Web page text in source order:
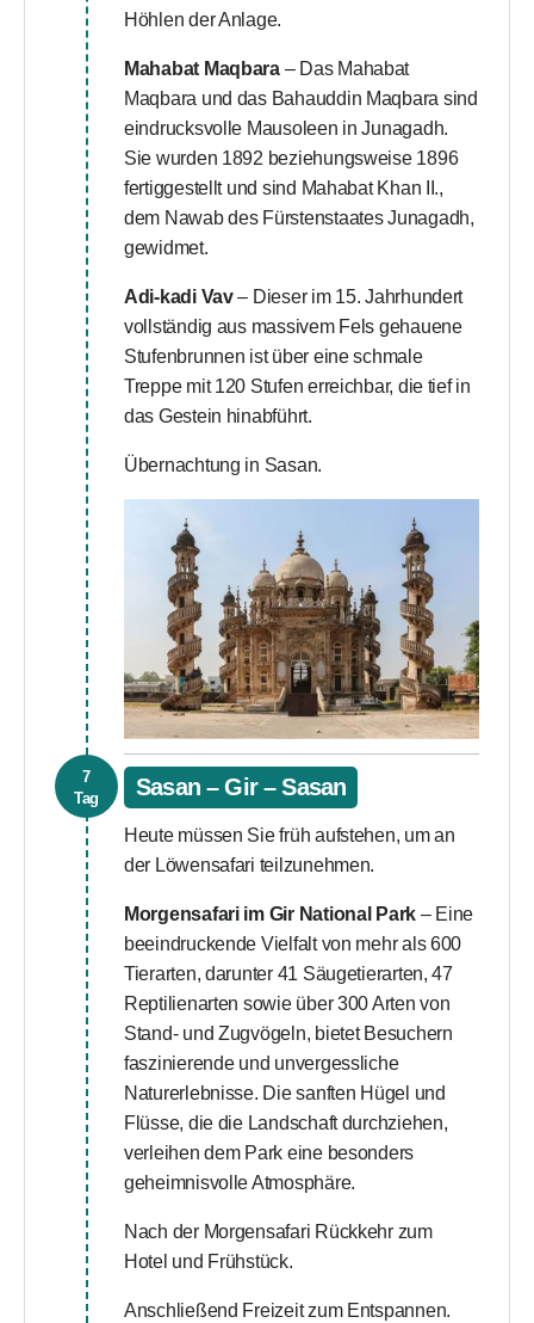
Höhlen der Anlage.
Mahabat Maqbara– Das Mahabat
Maqbara und das Bahauddin Maqbara sind
eindrucksvolle Mausoleen in Junagadh.
Sie wurden 1892 beziehungsweise 1896
fertiggestellt und sind Mahabat Khan II.,
dem Nawab des Fürstenstaates Junagadh,
gewidmet.
Adi-kadi Vav– Dieser im 15. Jahrhundert
vollständig aus massivem Fels gehauene
Stufenbrunnen ist über eine schmale
Treppe mit 120 Stufen erreichbar, die tief in
das Gestein hinabführt.
Übernachtung in Sasan.
7
Tag
Sasan – Gir – Sasan
Heute müssen Sie früh aufstehen, um an
der Löwensafari teilzunehmen.
Morgensafari im Gir National Park – Eine
beeindruckende Vielfalt von mehr als 600
Tierarten, darunter 41 Säugetierarten, 47
Reptilienarten sowie über 300 Arten von
Stand- und Zugvögeln, bietet Besuchern
faszinierende und unvergessliche
Naturerlebnisse. Die sanften Hügel und
Flüsse, die die Landschaft durchziehen,
verleihen dem Park eine besonders
geheimnisvolle Atmosphäre.
Nach der Morgensafari Rückkehr zum
Hotel und Frühstück.
Anschließend Freizeit zum Entspannen.